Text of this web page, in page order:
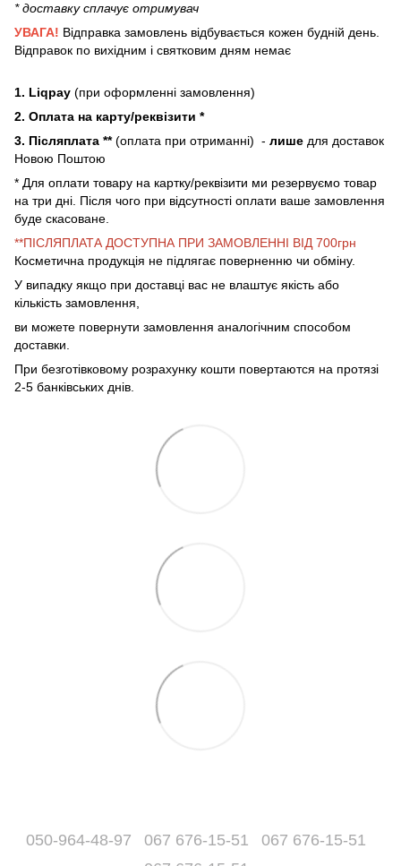
* доставку сплачує отримувач
УВАГА! Відправка замовлень відбувається кожен будній день.
Відправок по вихідним і святковим дням немає
1. Liqpay (при оформленні замовлення)
2. Оплата на карту/реквізити *
3. Післяплата **(оплата при отриманні) - лише для доставок
Новою Поштою
* Для оплати товару на картку/реквізити ми резервуємо товар
на три дні. Після чого при відсутності оплати ваше замовлення
буде скасоване.
**ПІСЛЯПЛАТА ДОСТУПНА ПРИ ЗАМОВЛЕННІ ВІД 700грн
Косметична продукція не підлягає поверненню чи обміну.
У випадку якщо при доставці вас не влаштує якість або
кількість замовлення,
ви можете повернути замовлення аналогічним способом
доставки.
При безготівковому розрахунку кошти повертаются на протязі
2-5 банківських днів.
050-964-48-97 067 676-15-51
067 676-15-51